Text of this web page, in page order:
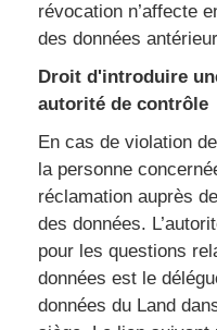
révocation n’affecte
des données
Droit d'introduire
autorité de contrôle
En cas de violation
la personne
réclamation auprès
des données.
pour les questions
données est le
données du Land